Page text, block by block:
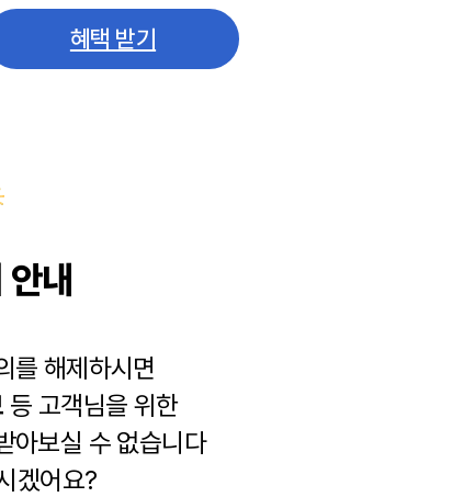
혜택 받기
내
를 해제하시면
등 고객님을 위한
아보실 수 없습니다
겠어요?